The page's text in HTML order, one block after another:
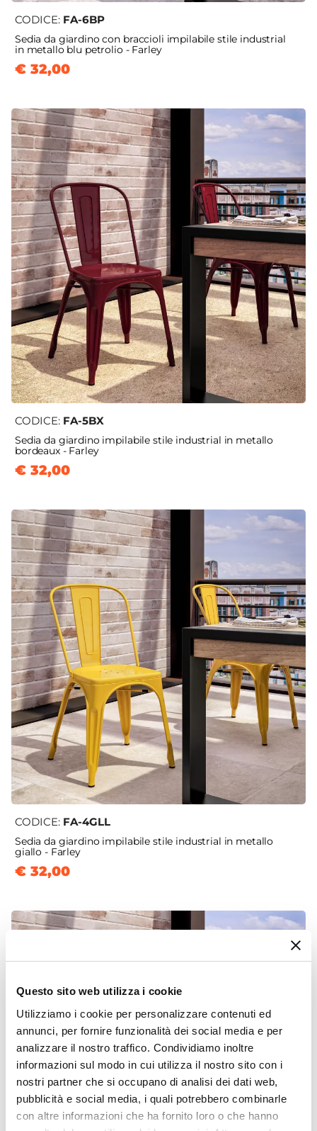
Questo sito web utilizza i cookie
Utilizziamo i cookie per personalizzare contenuti ed
annunci, per fornire funzionalità dei social media e per
analizzare il nostro traffico. Condividiamo inoltre
informazioni sul modo in cui utilizza il nostro sito con i
nostri partner che si occupano di analisi dei dati web,
pubblicità e social media, i quali potrebbero combinarle
con altre informazioni che ha fornito loro o che hanno
CODICE: FA-6BP
Sedia da giardino con braccioli impilabile stile industrial
in metallo blu petrolio - Farley
€ 32,00
CODICE: FA-5BX
Sedia da giardino impilabile stile industrial in metallo
bordeaux - Farley
€ 32,00
CODICE: FA-4GLL
Sedia da giardino impilabile stile industrial in metallo
giallo - Farley
€ 32,00